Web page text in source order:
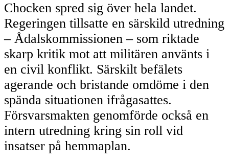
Chocken spred sig över hela landet.
Regeringen tillsatte en särskild utredning
– Ådalskommissionen – som riktade
skarp kritik mot att militären använts i
en civil konflikt. Särskilt befälets
agerande och bristande omdöme i den
spända situationen ifrågasattes.
Försvarsmakten genomförde också en
intern utredning kring sin roll vid
insatser på hemmaplan.